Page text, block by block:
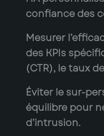
confiance des
Mesurer
des KPIs
(CTR), le taux
Éviter le sur-
équilibre pour
d’intrusion.